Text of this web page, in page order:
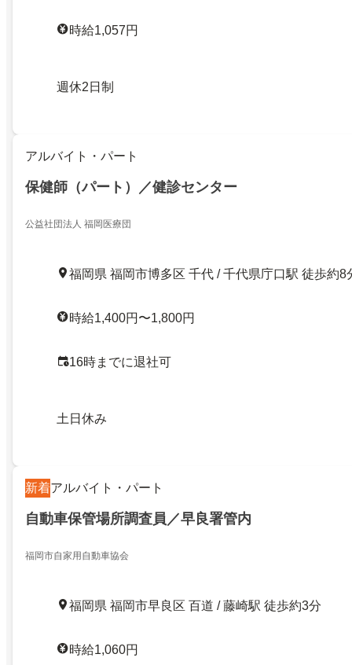
時給1,057円
週休2日制
アルバイト・パート
保健師（パート）／健診センター
公益社団法人 福岡医療団
福岡県 福岡市博多区 千代 / 千代県庁口駅 徒歩約8
時給1,400円〜1,800円
16時までに退社可
土日休み
新着アルバイト・パート
自動車保管場所調査員／早良署管内
福岡市自家用自動車協会
福岡県 福岡市早良区 百道 / 藤崎駅 徒歩約3分
時給1,060円